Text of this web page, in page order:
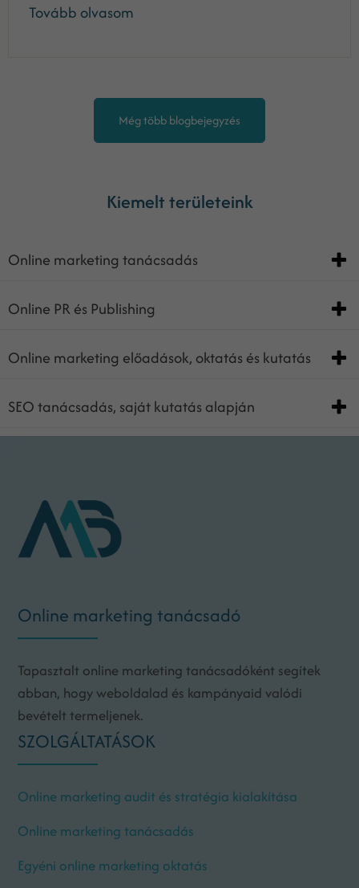
Tovább olvasom
Még több blogbejegyzés
Kiemelt területeink
Online marketing tanácsadás
Online PR és Publishing
Online marketing előadások, oktatás és kutatás
SEO tanácsadás, saját kutatás alapján
Online marketing tanácsadó
Tapasztalt online marketing tanácsadóként segítek
abban, hogy weboldalad és kampányaid valódi
bevételt termeljenek.
SZOLGÁLTATÁSOK
Online marketing audit és stratégia kialakítása
Online marketing tanácsadás
Egyéni online marketing oktatás